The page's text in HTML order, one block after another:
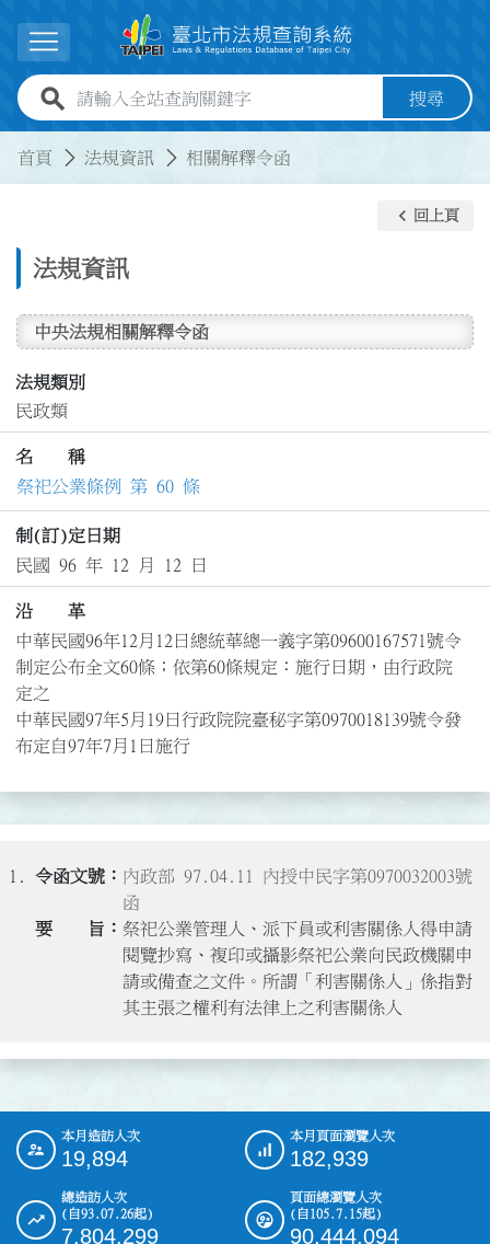
展開選單
全站查詢關鍵字欄位 搜尋
首頁 法規資訊 相關解釋令函
法規資訊
keyboard_arrow_left 回上頁
中央法規相關解釋令函
法規類別
民政類
名 稱
祭祀公業條例 第 60 條
制(訂)定日期
民國 96 年 12 月 12 日
沿 革
中華民國96年12月12日總統華總一義字第09600167571號令
制定公布全文60條；依第60條規定：施行日期，由行政院
定之
中華民國97年5月19日行政院院臺秘字第0970018139號令發
布定自97年7月1日施行
1.
內政部 97.04.11 內授中民字第0970032003號
函
祭祀公業管理人、派下員或利害關係人得申請
閱覽抄寫、複印或攝影祭祀公業向民政機關申
請或備查之文件。所謂「利害關係人」係指對
其主張之權利有法律上之利害關係人
::: 本月造訪人次
19,894
本月頁面瀏覽人次
182,939
總造訪人次
(自93.07.26起)
7,804,299
頁面總瀏覽人次
(自105.7.15起)
90,444,094